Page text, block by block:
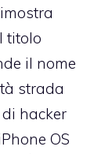
titolo
il nome
strada
hacker
OS